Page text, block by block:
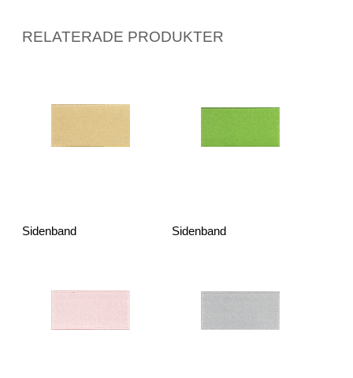
RELATERADE PRODUKTER
Sidenband Sidenband